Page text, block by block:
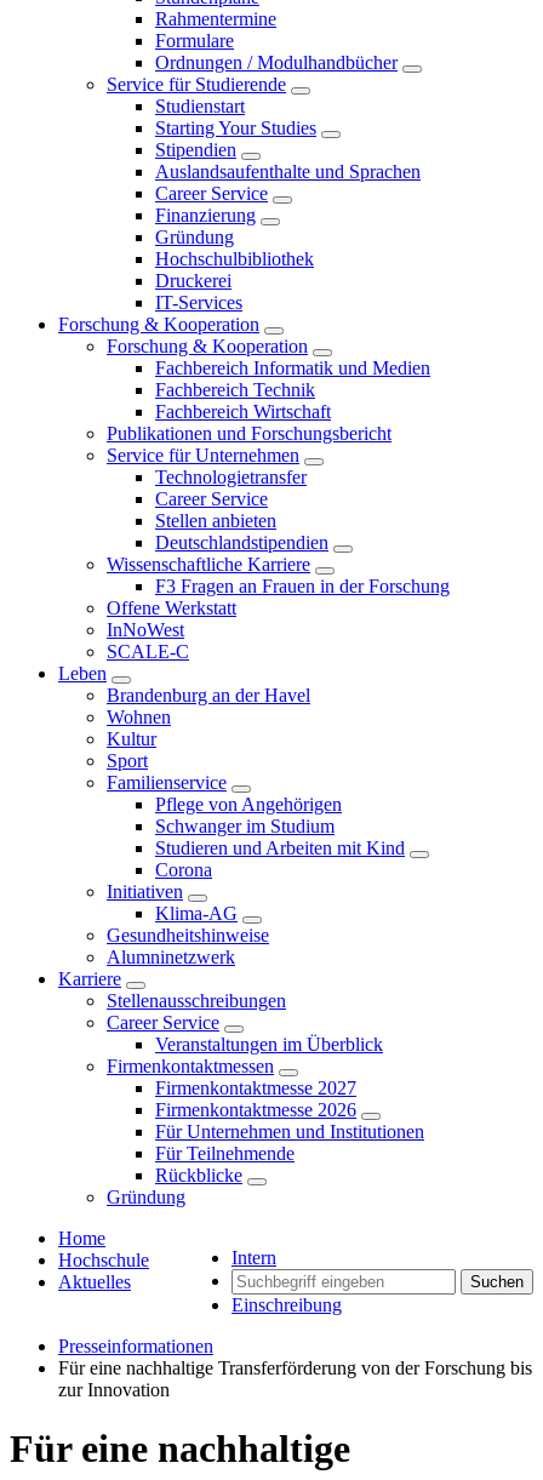
Rahmentermine
Formulare
Ordnungen / Modulhandbücher
Service für Studierende
Studienstart
Starting Your Studies
Stipendien
Auslandsaufenthalte und Sprachen
Career Service
Finanzierung
Gründung
Hochschulbibliothek
Druckerei
IT-Services
Forschung & Kooperation
Forschung & Kooperation
Fachbereich Informatik und Medien
Fachbereich Technik
Fachbereich Wirtschaft
Publikationen und Forschungsbericht
Service für Unternehmen
Technologietransfer
Career Service
Stellen anbieten
Deutschlandstipendien
Wissenschaftliche Karriere
F3 Fragen an Frauen in der Forschung
Offene Werkstatt
InNoWest
SCALE-C
Leben
Brandenburg an der Havel
Wohnen
Kultur
Sport
Familienservice
Pflege von Angehörigen
Schwanger im Studium
Studieren und Arbeiten mit Kind
Corona
Initiativen
Klima-AG
Gesundheitshinweise
Alumninetzwerk
Karriere
Stellenausschreibungen
Career Service
Veranstaltungen im Überblick
Firmenkontaktmessen
Firmenkontaktmesse 2027
Firmenkontaktmesse 2026
Für Unternehmen und Institutionen
Für Teilnehmende
Rückblicke
Gründung
Intern
Suchen
Einschreibung
Home
Hochschule
Aktuelles
Presseinformationen
Für eine nachhaltige Transferförderung von der Forschung bis
zur Innovation
Für eine nachhaltige